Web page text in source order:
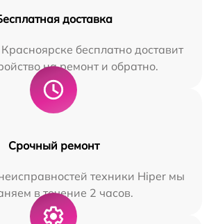
доставка
бесплатно доставит
на ремонт и обратно.
Срочный ремонт
техники Hiper мы
в течение 2 часов.